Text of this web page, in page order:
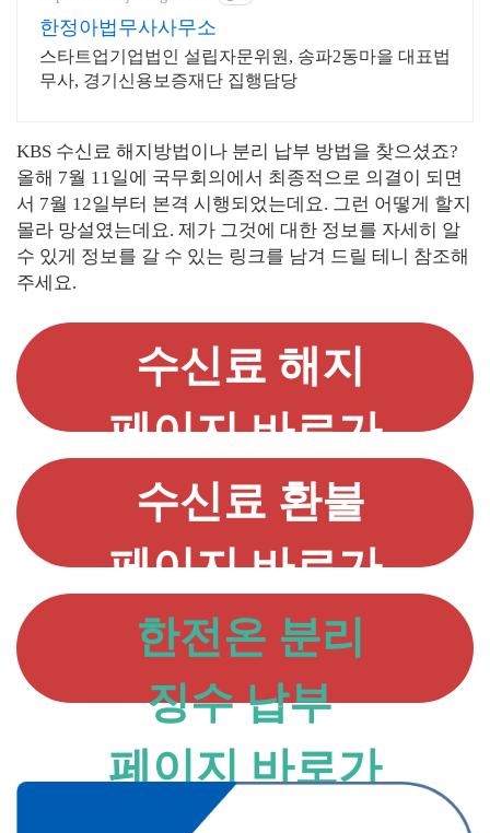
한정아법무사사무소
스타트업기업법인 설립자문위원, 송파2동마을 대표법
무사, 경기신용보증재단 집행담당
KBS 수신료 해지방법이나 분리 납부 방법을 찾으셨죠?
올해 7월 11일에 국무회의에서 최종적으로 의결이 되면
서 7월 12일부터 본격 시행되었는데요. 그런 어떻게 할지
몰라 망설였는데요. 제가 그것에 대한 정보를 자세히 알
수 있게 정보를 갈 수 있는 링크를 남겨 드릴 테니 참조해
주세요.
수신료 해지
페이지 바로가
기
수신료 환불
페이지 바로가
기
한전온 분리
징수 납부
페이지 바로가